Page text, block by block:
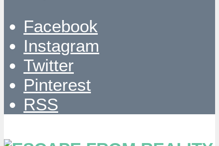
Facebook
Instagram
Twitter
Pinterest
RSS